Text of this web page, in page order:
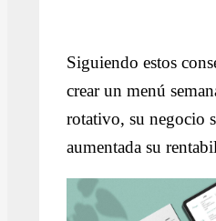
Siguiendo estos
crear un menú
rotativo, su negocio
aumentada su